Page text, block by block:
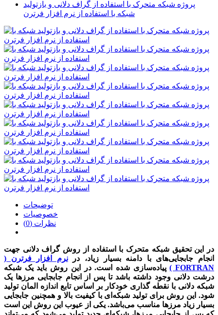
پروژه شبکه متحرک با استفاده از گراف دلانی و بازتولید
شبکه با استفاده از نرم افزار فرترن
توضیحات
خصوصیات
نظرات (0)
در این تحقیق شبکه متحرک با استفاده از روش گراف دلانی جهت
انجام جابجایی‌های با دامنه بسیار زیاد، درنرم افزار فرترن (
FORTRAN )
پیاده‌سازی شده است. در این روش باید یک شبکه
درشت دلانی وجود داشته باشد تا پس از انجام جابجایی مرزها یک
شبکه دلانی با نقطه گذاری خودکار بر اساس تابع اندازه المان تولید
شود. این روش برای تولید شبکه‌ای با کیفیت بالا و همچنین جابجایی
بسیار زیاد مرزها مناسب می‌باشد. یکی از عیوب این روش این است